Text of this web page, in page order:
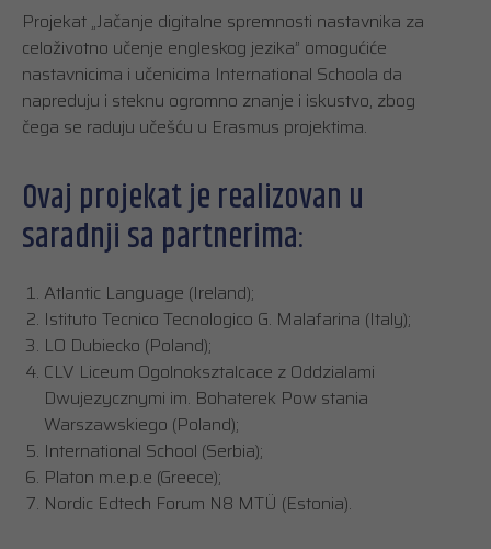
Projekat „Jačanje digitalne spremnosti nastavnika za
celoživotno učenje engleskog jezika” omogućiće
nastavnicima i učenicima International Schoola da
napreduju i steknu ogromno znanje i iskustvo, zbog
čega se raduju učešću u Erasmus projektima.
Ovaj projekat je realizovan u
saradnji sa partnerima:
Atlantic Language (Ireland);
Istituto Tecnico Tecnologico G. Malafarina (Italy);
LO Dubiecko (Poland);
CLV Liceum Ogolnoksztalcace z Oddzialami
Dwujezycznymi im. Bohaterek Pow stania
Warszawskiego (Poland);
International School (Serbia);
Platon m.e.p.e (Greece);
Nordic Edtech Forum N8 MTÜ (Estonia).